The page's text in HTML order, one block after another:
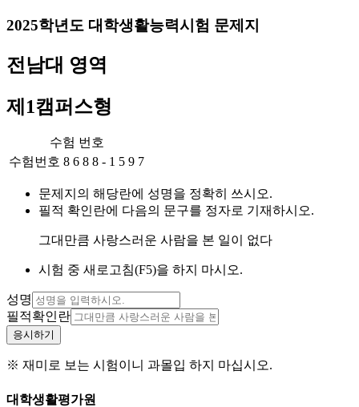
2025학년도 대학생활능력시험 문제지
전남대 영역
제1캠퍼스형
수험 번호
수험번호 8 6 8 8 - 1 5 9 7
문제지의 해당란에 성명을 정확히 쓰시오.
필적 확인란에 다음의 문구를 정자로 기재하시오.
그대만큼 사랑스러운 사람을 본 일이 없다
시험 중 새로고침(F5)을 하지 마시오.
성명
필적확인란
응시하기
※ 재미로 보는 시험이니 과몰입 하지 마십시오.
대학생활평가원